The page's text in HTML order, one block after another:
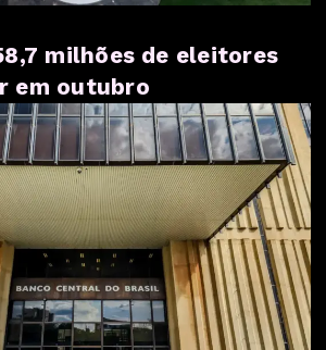
milhões de eleitores
em outubro